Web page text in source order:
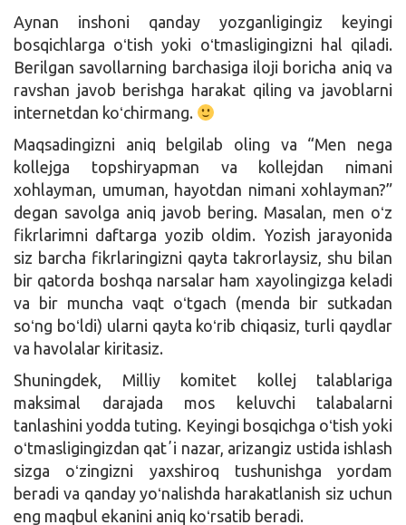
Aynan inshoni qanday yozganligingiz keyingi
bosqichlarga oʻtish yoki oʻtmasligingizni hal qiladi.
Berilgan savollarning barchasiga iloji boricha aniq va
ravshan javob berishga harakat qiling va javoblarni
internetdan koʻchirmang.
Maqsadingizni aniq belgilab oling va “Men nega
kollejga topshiryapman va kollejdan nimani
xohlayman, umuman, hayotdan nimani xohlayman?”
degan savolga aniq javob bering. Masalan, men oʻz
fikrlarimni daftarga yozib oldim. Yozish jarayonida
siz barcha fikrlaringizni qayta takrorlaysiz, shu bilan
bir qatorda boshqa narsalar ham xayolingizga keladi
va bir muncha vaqt oʻtgach (menda bir sutkadan
soʻng boʻldi) ularni qayta koʻrib chiqasiz, turli qaydlar
va havolalar kiritasiz.
Shuningdek, Milliy komitet kollej talablariga
maksimal darajada mos keluvchi talabalarni
tanlashini yodda tuting. Keyingi bosqichga oʻtish yoki
oʻtmasligingizdan qatʼi nazar, arizangiz ustida ishlash
sizga oʻzingizni yaxshiroq tushunishga yordam
beradi va qanday yoʻnalishda harakatlanish siz uchun
eng maqbul ekanini aniq koʻrsatib beradi.